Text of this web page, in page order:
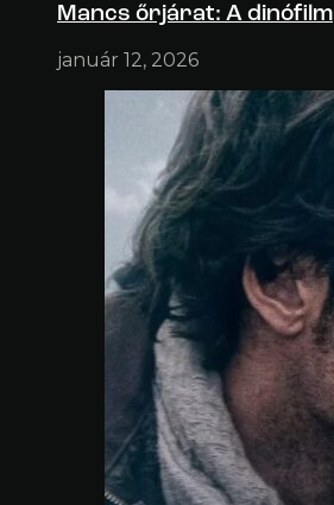
Mancs őrjárat: A dinófilm
január 12, 2026